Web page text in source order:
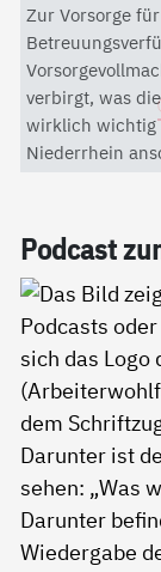
Mit dem
Zur Vorsorge
verbirgt, was
wirklich wichtig
Niederrhein
Pod­cast